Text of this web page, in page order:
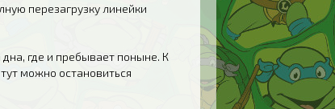
перезагрузку линейки
где и пребывает поныне. К
можно остановиться